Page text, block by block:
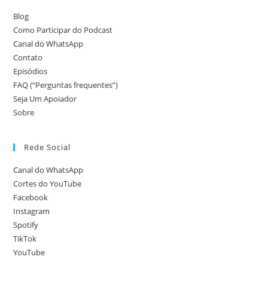
Blog
Como Participar do Podcast
Canal do WhatsApp
Contato
Episódios
FAQ (“Perguntas frequentes”)
Seja Um Apoiador
Sobre
Rede Social
Canal do WhatsApp
Cortes do YouTube
Facebook
Instagram
Spotify
TikTok
YouTube